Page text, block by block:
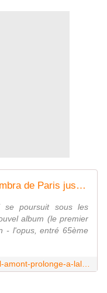
Marcel Amont prolonge à l'Alhambra de Paris jusqu'au 31 mars prochain
se poursuit sous les
album (le premier
- l'opus, entré 65ème